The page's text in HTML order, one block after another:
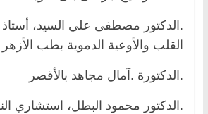
.الدكتور مصطفى علي السيد،
القلب والأوعية الدموية بطب
.الدكتورة .آمال مجاهد بالأقصر
.الدكتور محمود البطل، استشاري